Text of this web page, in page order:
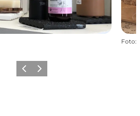
Foto:
ForrigeNæste